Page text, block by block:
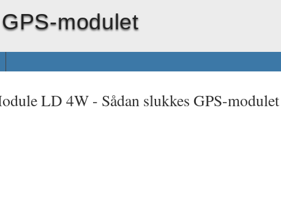
modulet
LD 4W - Sådan slukkes GPS-modulet